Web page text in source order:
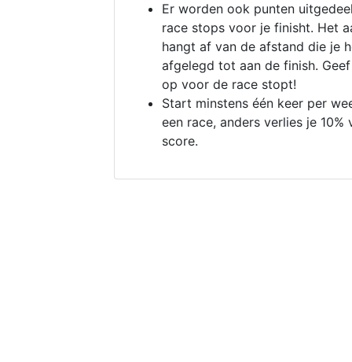
Er worden ook punten
race stops voor je finisht. Het
hangt af van de afstand die je
afgelegd tot aan de finish.
op voor de race stopt!
Start minstens één keer per
een race, anders verlies je 10%
score.